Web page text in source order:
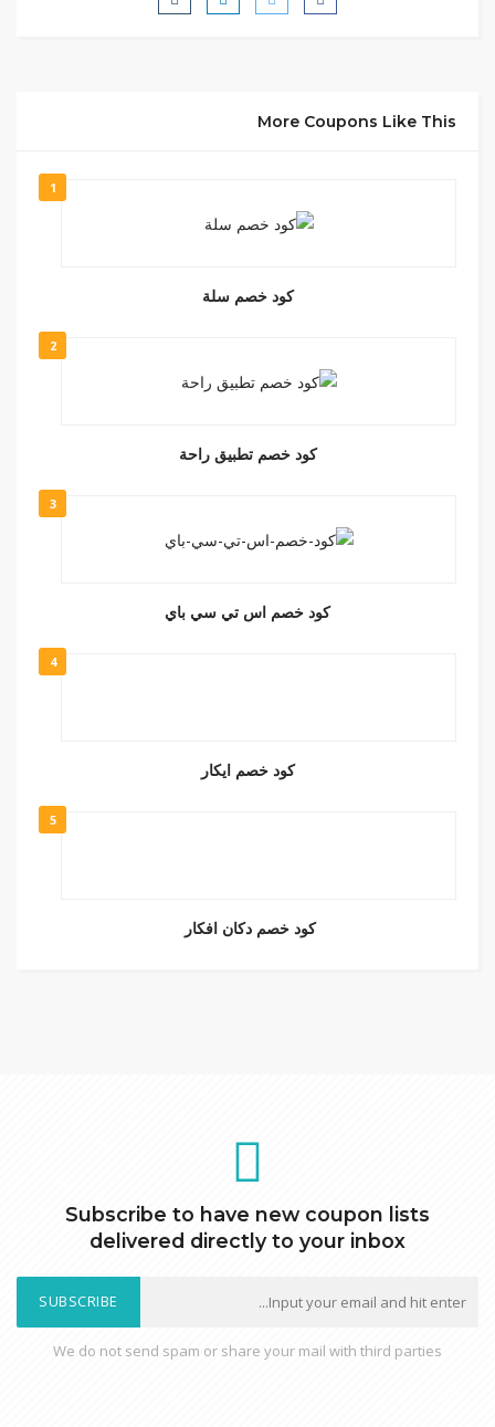
More Coupons Like This
1
كود خصم سلة
2
كود خصم تطبيق راحة
3
كود خصم اس تي سي باي
4
كود خصم ايكار
5
كود خصم دكان افكار
Subscribe to have new coupon lists
delivered directly to your inbox
SUBSCRIBE
We do not send spam or share your mail with third parties